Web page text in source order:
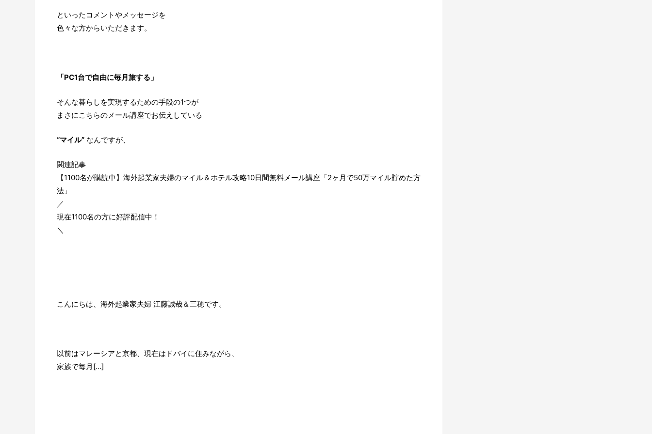
といったコメントやメッセージを
色々な方からいただきます。
「PC1台で自由に毎月旅する」
そんな暮らしを実現するための手段の1つが
まさにこちらのメール講座でお伝えしている
“マイル” なんですが、
関連記事
【1100名が購読中】海外起業家夫婦のマイル＆ホテル攻略10日間無料メール講座「2ヶ月で50万マイル貯めた方
法」
／
現在1100名の方に好評配信中！
＼
こんにちは、海外起業家夫婦 江藤誠哉＆三穂です。
以前はマレーシアと京都、現在はドバイに住みながら、
家族で毎月[…]